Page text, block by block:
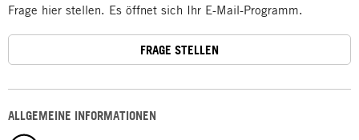
ALLGEMEINE INFORMATIONEN
Frage hier stellen. Es öffnet sich Ihr E-Mail-Programm.
FRAGE STELLEN